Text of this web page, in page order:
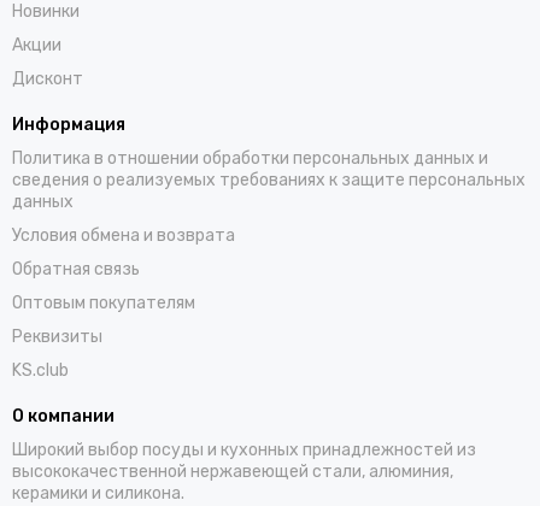
Новинки
Акции
Дисконт
Информация
Политика в отношении обработки персональных данных и
сведения о реализуемых требованиях к защите персональных
данных
Условия обмена и возврата
Обратная связь
Оптовым покупателям
Реквизиты
KS.club
О компании
Широкий выбор посуды и кухонных принадлежностей из
высококачественной нержавеющей стали, алюминия,
керамики и силикона.